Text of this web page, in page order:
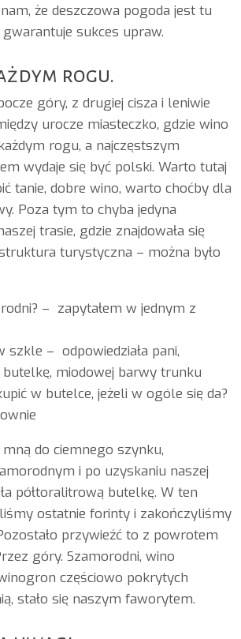
że deszczowa pogoda jest tu
sukces upraw.
rogu.
góry, z drugiej cisza i leniwie
urocze miasteczko, gdzie wino
rogu, a najczęstszym
wydaje się być polski. Warto tutaj
tanie, dobre wino, warto choćby dla
Poza tym to chyba jedyna
trasie, gdzie znajdowała się
turystyczna – można było
– zapytałem w jednym z
szkle – odpowiedziała pani,
miodowej barwy trunku
w butelce, jeżeli w ogóle się da?
mną do ciemnego szynku,
i po uzyskaniu naszej
półtoralitrową butelkę. W ten
ostatnie forinty i zakończyliśmy
przywieźć to z powrotem
góry. Szamorodni, wino
częściowo pokrytych
stało się naszym faworytem.